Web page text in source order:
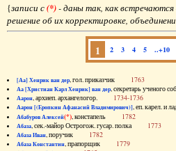
{записи с(*)- даны так, как
решение об их корректировке,
1 2 3 4 5 ..+10
[Аа] Хенрик ван дер, гол. приказчик 1763
Аа [Христиан Карл Хенрик] ван дер, секретарь ученого
Аарон, архиеп. архангелогор. 1734-1736
Аарон [(Еропкин Афанасий Владимирович)], еп. карел.
Абабуров Алексей(*), констапель 1782
Абаза, сек.-майор Острогож. гусар. полка 1773
Абаза Иван, поручик 1782
Абаза Константин, прапорщик 1779